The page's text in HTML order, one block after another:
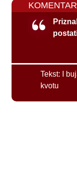
Tekst:
I
kvotu